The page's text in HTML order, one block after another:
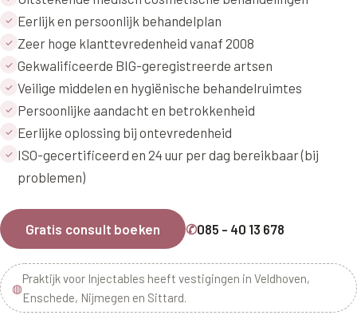
✓ Eerlijk en persoonlijk behandelplan
✓ Zeer hoge klanttevredenheid vanaf 2008
✓ Gekwalificeerde BIG-geregistreerde artsen
✓ Veilige middelen en hygiënische behandelruimtes
✓ Persoonlijke aandacht en betrokkenheid
✓ Eerlijke oplossing bij ontevredenheid
✓ ISO-gecertificeerd en 24 uur per dag bereikbaar (bij
problemen)
Gratis consult boeken ✆085 - 40 13 678
◍
Praktijk voor Injectables heeft vestigingen in Veldhoven,
Enschede, Nijmegen en Sittard.